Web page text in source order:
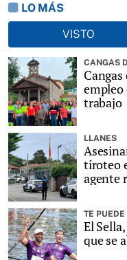
LO MÁS
VISTO
CANGAS
empleo
trabajo
LLANES
tiroteo
agente
TE
El
que se